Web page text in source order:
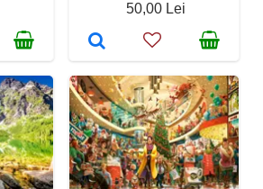
50,00 Lei